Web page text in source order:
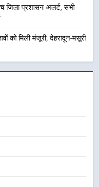
बंद
बोले- युवाओं को रोजगार
सर्वोच्च प्राथमिकता, आने
जिला प्रशासन अलर्ट, सभी
को मिली मंजूरी, देहरादून-मसूरी